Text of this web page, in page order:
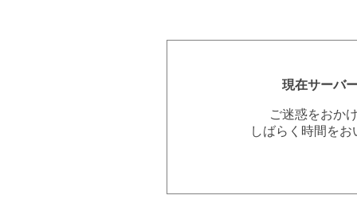
現在サーバ
ご迷惑をおか
しばらく時間を